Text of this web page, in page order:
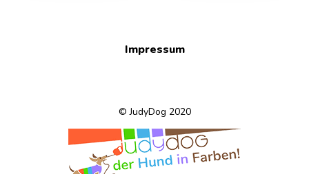
Impressum
© JudyDog 2020